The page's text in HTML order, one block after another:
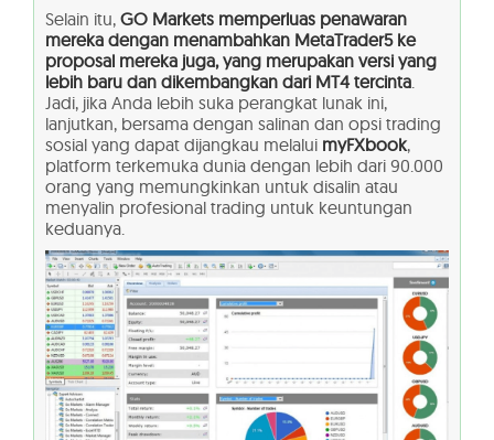
Selain itu, GO Markets memperluas penawaran
mereka dengan menambahkan MetaTrader5 ke
proposal mereka juga, yang merupakan versi yang
lebih baru dan dikembangkan dari MT4 tercinta.
Jadi, jika Anda lebih suka perangkat lunak ini,
lanjutkan, bersama dengan salinan dan opsi trading
sosial yang dapat dijangkau melalui myFXbook,
platform terkemuka dunia dengan lebih dari 90.000
orang yang memungkinkan untuk disalin atau
menyalin profesional trading untuk keuntungan
keduanya.